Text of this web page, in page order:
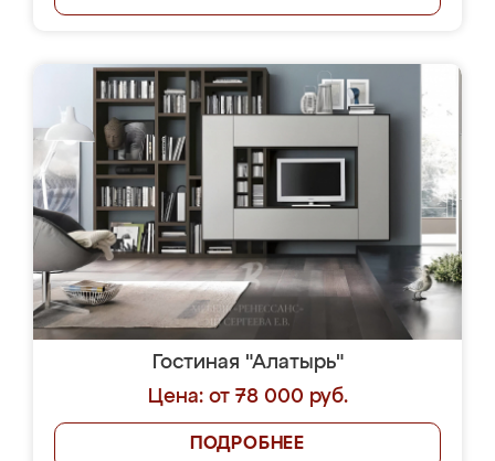
Гостиная "Алатырь"
Цена: от 78 000 руб.
ПОДРОБНЕЕ